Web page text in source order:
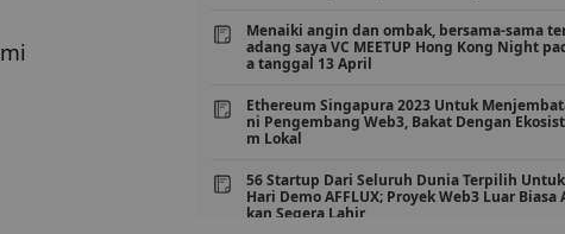
Menaiki angin dan ombak, bersama-sama
adang saya VC MEETUP Hong Kong Night
a tanggal 13 April
Ethereum Singapura 2023 Untuk
ni Pengembang Web3, Bakat Dengan
m Lokal
56 Startup Dari Seluruh Dunia Terpilih Untuk
Hari Demo AFFLUX; Proyek Web3 Luar Biasa
kan Segera Lahir